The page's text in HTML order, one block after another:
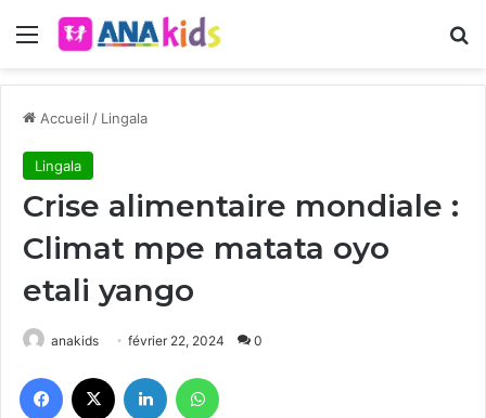
Menu
Accueil / Lingala
Lingala
Crise alimentaire mondiale :
Climat mpe matata oyo
etali yango
anakids février 22, 2024 0
Facebook Linkedin